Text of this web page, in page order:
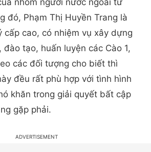
đó, Phạm Thị Huyền Trang là
cấp cao, có nhiệm vụ xây dựng
tạo, huấn luyện các Cào 1,
các đối tượng cho biết thì
đều rất phù hợp với tình hình
khăn trong giải quyết bất cập
gặp phải.